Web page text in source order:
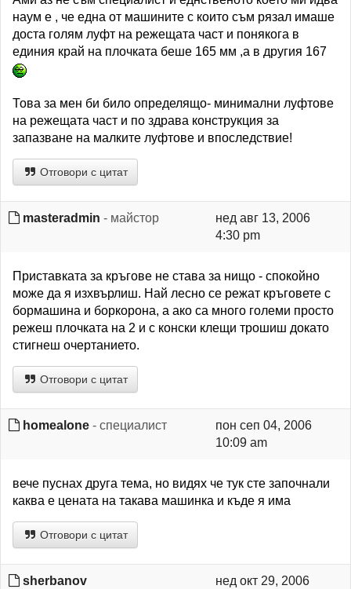
наум е , че една от машините с които съм рязал имаше
доста голям луфт на режещата част и понякога в
единия край на плочката беше 165 мм ,а в другия 167
Това за мен би било определящо- минимални луфтове
на режещата част и по здрава конструкция за
запазване на малките луфтове и впоследствие!
Отговори с цитат
masteradmin - майстор
нед авг 13, 2006
4:30 pm
Приставката за кръгове не става за нищо - спокойно
може да я изхвърлиш. Най лесно се режат кръговете с
бормашина и боркорона, а ако са много големи просто
режеш плочката на 2 и с конски клещи трошиш докато
стигнеш очертанието.
Отговори с цитат
homealone - специалист
пон сеп 04, 2006
10:09 am
вече пуснах друга тема, но видях че тук сте започнали
каква е цената на такава машинка и къде я има
Отговори с цитат
sherbanov
нед окт 29, 2006